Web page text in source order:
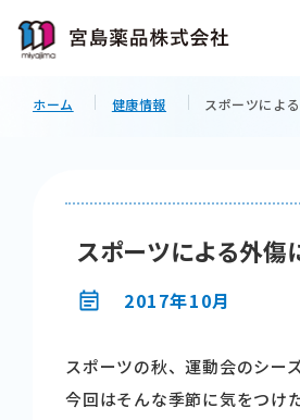
会社情報
事業内容
ホーム 健康情報 スポーツによ
スポーツによる外傷
2017年10月
スポーツの秋、運動会のシー
今回はそんな季節に気をつけ